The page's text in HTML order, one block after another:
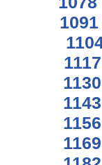
1091
1117
1130
1143
1156
1169